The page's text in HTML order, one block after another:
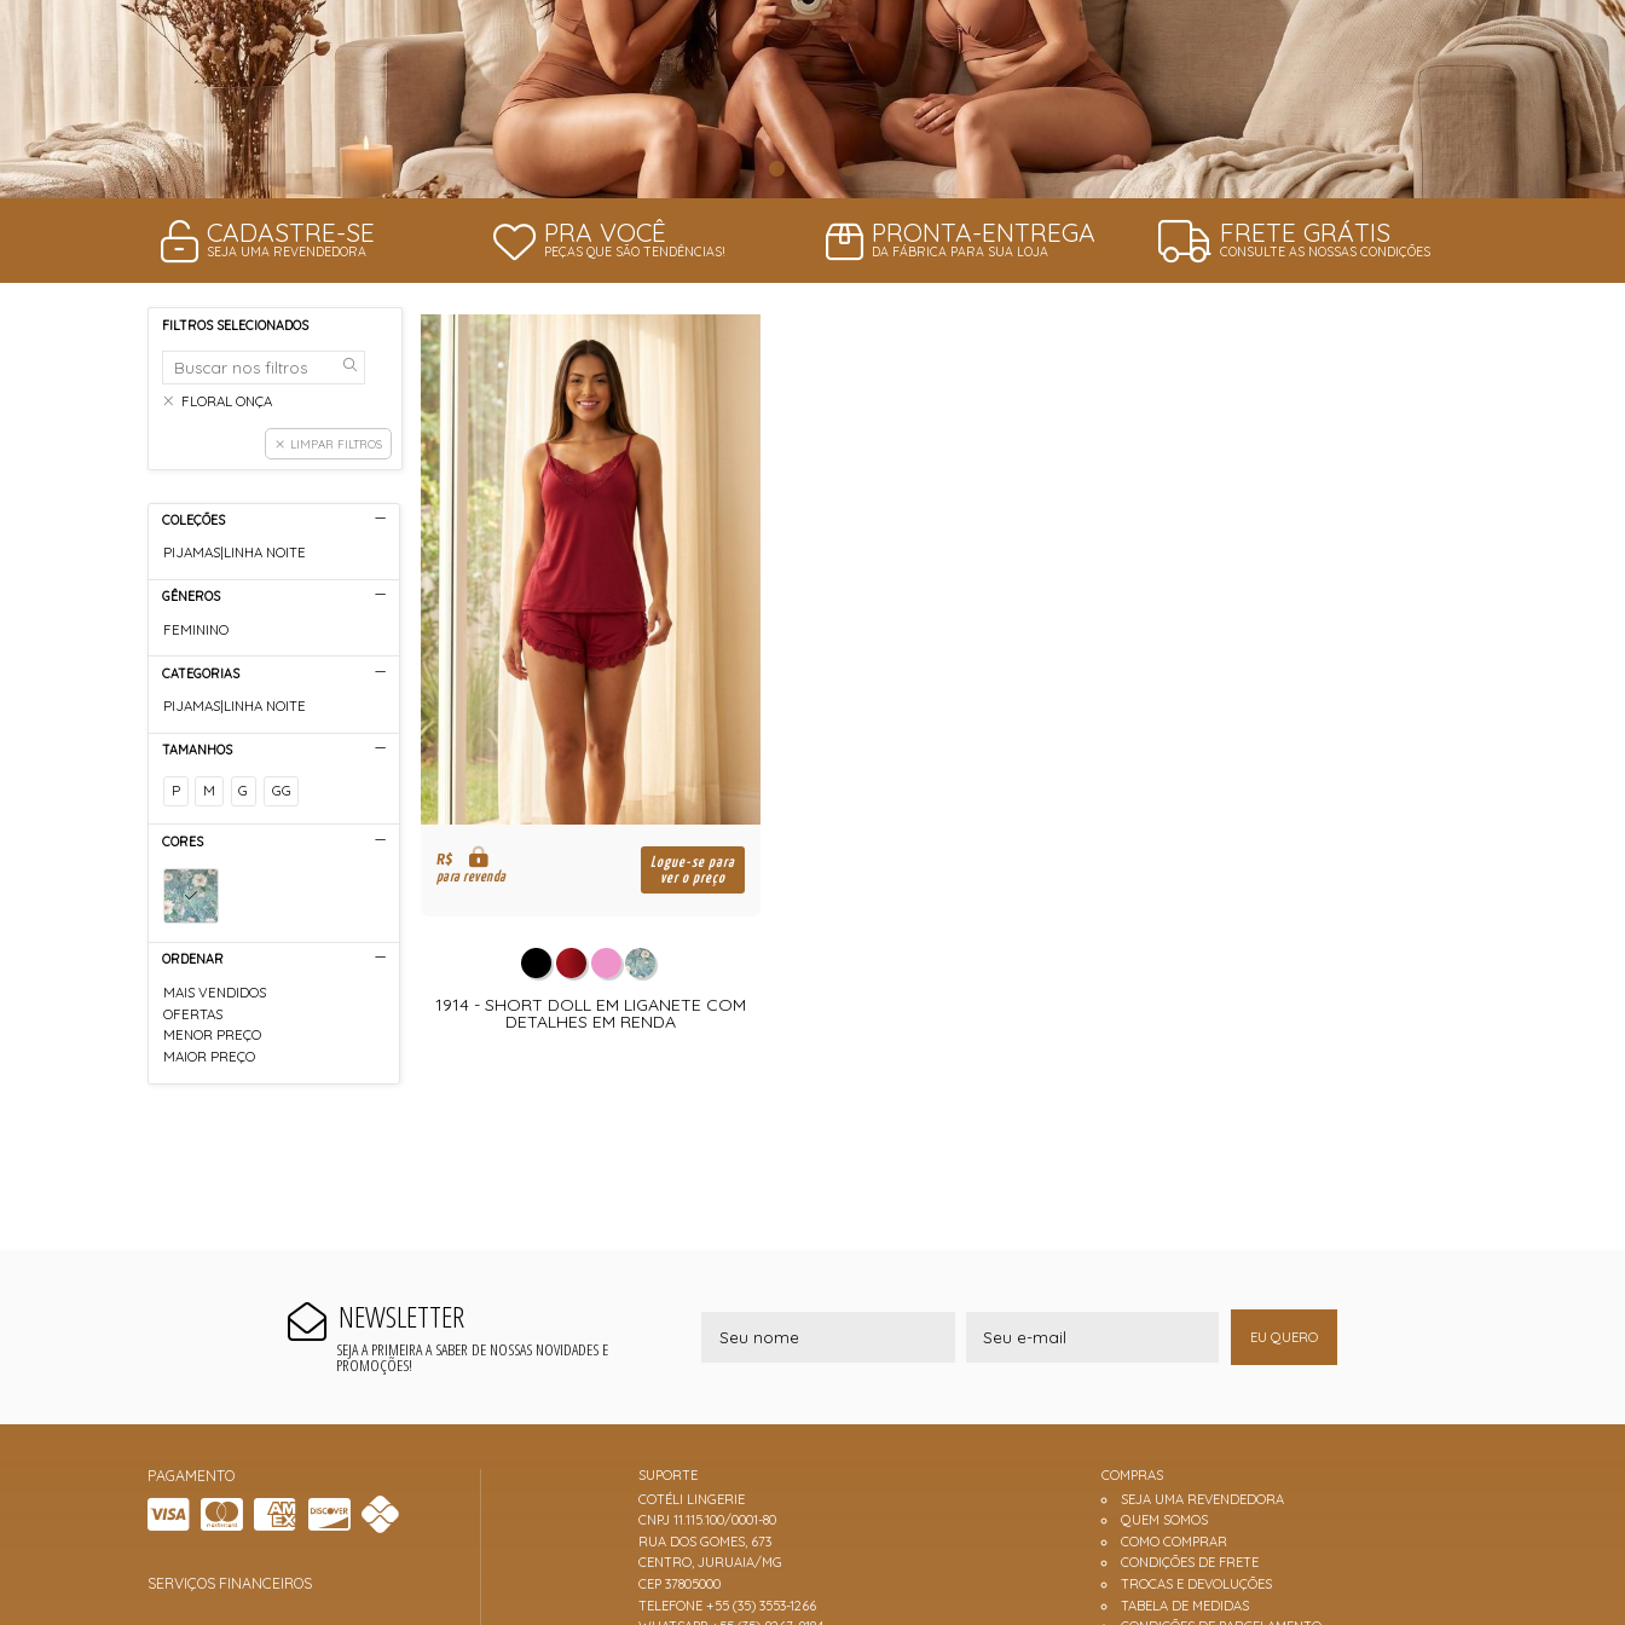
CADASTRE-SE
SEJA UMA REVENDEDORA
PRA VOCÊ
PEÇAS QUE SÃO TENDÊNCIAS!
PRONTA-ENTREGA
DA FÁBRICA PARA SUA LOJA
FRETE GRÁTIS
CONSULTE AS NOSSAS CONDIÇÕES
FILTROS SELECIONADOS
FLORAL ONÇA
LIMPAR FILTROS
COLEÇÕES
PIJAMAS|LINHA NOITE
GÊNEROS
FEMININO
CATEGORIAS
PIJAMAS|LINHA NOITE
TAMANHOS
P M G GG
CORES
ORDENAR
MAIS VENDIDOS
OFERTAS
MENOR PREÇO
MAIOR PREÇO
R$
para revenda
Logue-se para
ver o preço
1914 - SHORT DOLL EM LIGANETE COM
DETALHES EM RENDA
NEWSLETTER
SEJA A PRIMEIRA A SABER DE NOSSAS NOVIDADES E
PROMOÇÕES!
EU QUERO
PAGAMENTO
SERVIÇOS FINANCEIROS
SUPORTE
COTÉLI LINGERIE
CNPJ 11.115.100/0001-80
RUA DOS GOMES, 673
CENTRO, JURUAIA/MG
CEP 37805000
TELEFONE +55 (35) 3553-1266
COMPRAS
SEJA UMA REVENDEDORA
QUEM SOMOS
COMO COMPRAR
CONDIÇÕES DE FRETE
TROCAS E DEVOLUÇÕES
TABELA DE MEDIDAS